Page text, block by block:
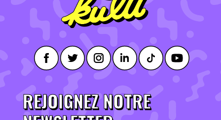
REJOIGNEZ NOTRE